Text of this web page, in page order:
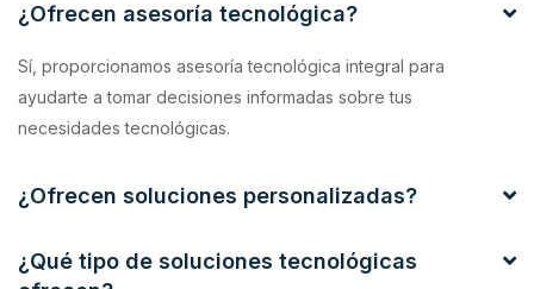
¿Ofrecen asesoría tecnológica?
Sí, proporcionamos asesoría tecnológica integral para
ayudarte a tomar decisiones informadas sobre tus
necesidades tecnológicas.
¿Ofrecen soluciones personalizadas?
¿Qué tipo de soluciones tecnológicas